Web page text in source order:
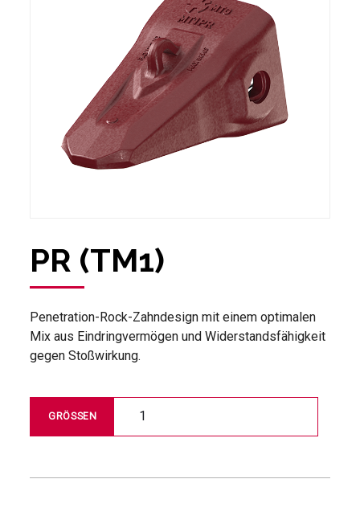
PR (TM1)
Penetration-Rock-Zahndesign mit einem optimalen
Mix aus Eindringvermögen und Widerstandsfähigkeit
gegen Stoßwirkung.
GRÖSSEN 1